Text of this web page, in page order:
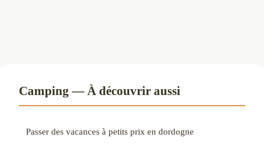
Camping — À découvrir aussi
Passer des vacances à petits prix en dordogne